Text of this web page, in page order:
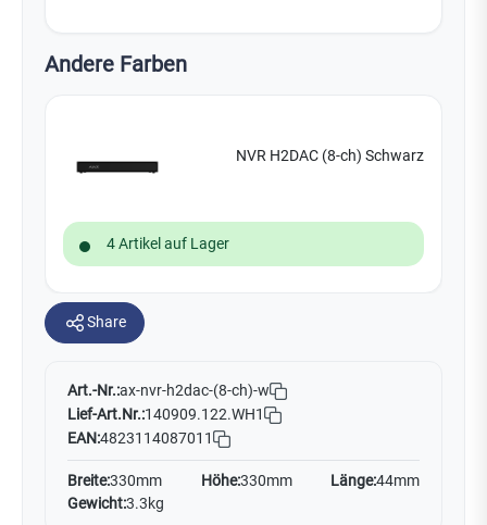
Andere Farben
NVR H2DAC (8-ch) Schwarz
4 Artikel auf Lager
Share
Art.-Nr.:ax-nvr-h2dac-(8-ch)-w
Lief-Art.Nr.:140909.122.WH1
EAN:4823114087011
Breite:330mm Höhe:330mm Länge:44mm
Gewicht:3.3kg